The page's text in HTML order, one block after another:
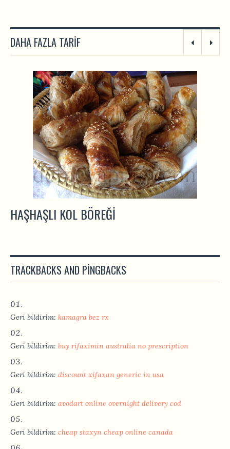
DAHA FAZLA TARIF
HAŞHAŞLI KOL BÖREĞI
TRACKBACKS AND PINGBACKS
Geri bildirim: kamagra bez rx
Geri bildirim: buy rifaximin australia no prescription
Geri bildirim: discount xifaxan generic in usa
Geri bildirim: avodart online overnight delivery cod
Geri bildirim: cheap staxyn cheap online canada